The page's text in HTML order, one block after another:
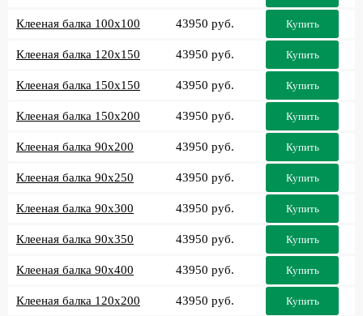
Клееная балка 100x100 43950 руб. Купить
Клееная балка 120x150 43950 руб. Купить
Клееная балка 150x150 43950 руб. Купить
Клееная балка 150x200 43950 руб. Купить
Клееная балка 90x200 43950 руб. Купить
Клееная балка 90x250 43950 руб. Купить
Клееная балка 90x300 43950 руб. Купить
Клееная балка 90x350 43950 руб. Купить
Клееная балка 90x400 43950 руб. Купить
Клееная балка 120x200 43950 руб. Купить